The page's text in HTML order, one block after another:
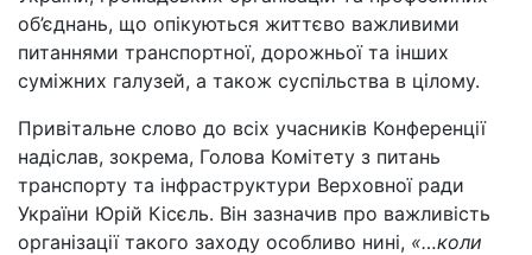
об’єднань, що опікуються життєво важливими
питаннями транспортної, дорожньої та інших
суміжних галузей, а також суспільства в цілому.
Привітальне слово до всіх учасників Конференції
надіслав, зокрема, Голова Комітету з питань
транспорту та інфраструктури Верховної ради
України Юрій Кісєль. Він зазначив про важливість
організації такого заходу особливо нині, «…коли